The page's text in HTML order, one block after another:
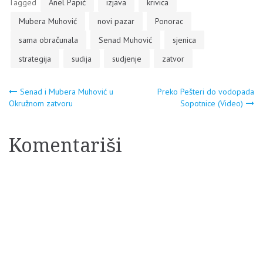
Tagged Anel Papić izjava
krivica
Mubera Muhović
novi pazar
Ponorac
sama obračunala
Senad Muhović
sjenica
strategija
sudija sudjenje zatvor
Navigacija
Senad i Mubera Muhović u
Okružnom zatvoru
Preko Pešteri do vodopada
Sopotnice (Video)
Komentariši